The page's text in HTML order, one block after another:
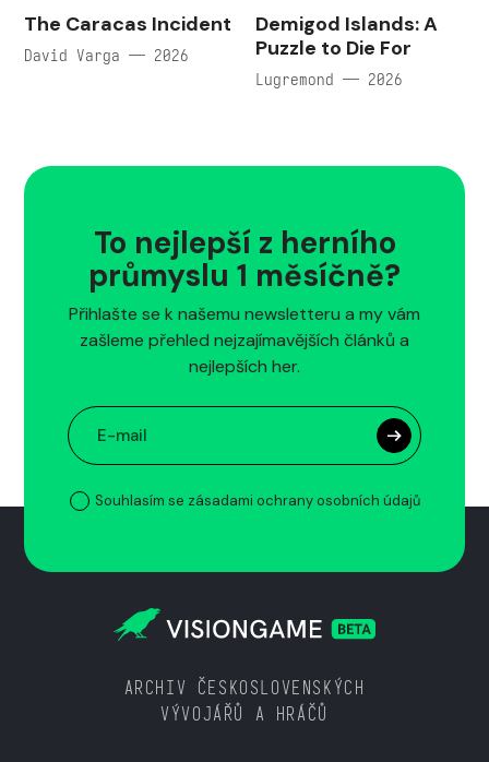
The Caracas Incident
David Varga — 2026
Demigod Islands: A
Puzzle to Die For
Lugremond — 2026
To nejlepší z herního
průmyslu 1 měsíčně?
Přihlašte se k našemu newsletteru a my vám
zašleme přehled nejzajímavějších článků a
nejlepších her.
Souhlasím se zásadami ochrany osobních údajů
ARCHIV ČESKOSLOVENSKÝCH
VÝVOJÁŘŮ A HRÁČŮ